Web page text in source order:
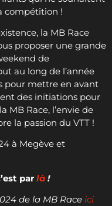
compétition !
la MB Race
proposer une grande
de
au long de l’année
pour mettre en avant
des initiations pour
MB Race, l’envie de
la passion du VTT !
à Megève et
par là !
de la MB Race ici